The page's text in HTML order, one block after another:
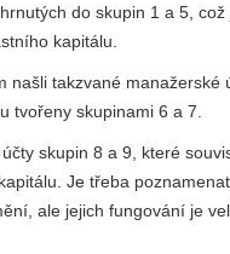
do skupin 1 a 5,
kapitálu.
našli takzvané manažerské
tvořeny skupinami 6 a 7.
skupin 8 a 9, které
Je třeba
ale jejich fungování je